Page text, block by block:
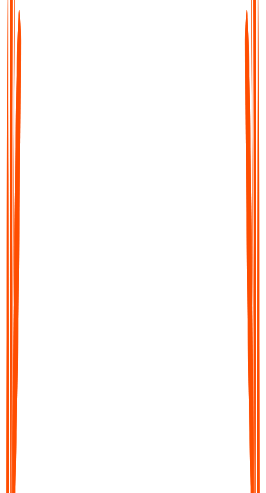
Transkribieren, Zusammenfassen & Übersetzen
Transkripte, strukturierte Zusammenfassungen, Aktionspunkte
oder Übersetzungen in über 99 Sprachen.